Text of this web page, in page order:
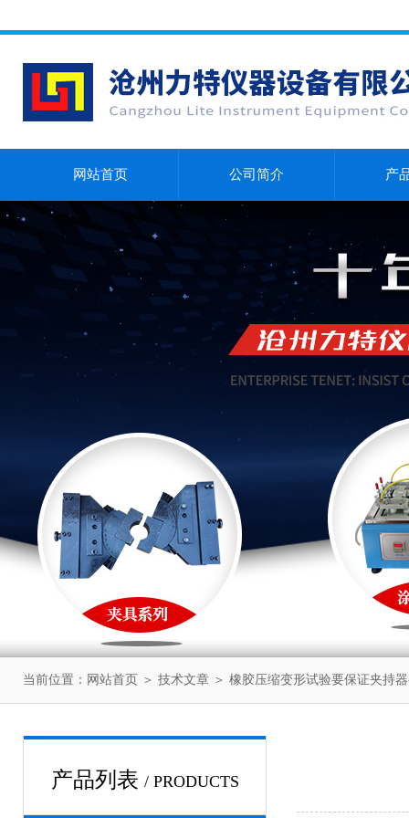
网站首页 公司简介 产
当前位置： 网站首页 ＞ 技术文章 ＞ 橡胶压缩变形试验要保证夹持
产品列表 / PRODUCTS